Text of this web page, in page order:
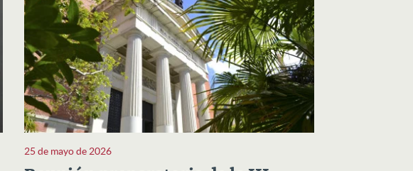
25 de mayo de 2026